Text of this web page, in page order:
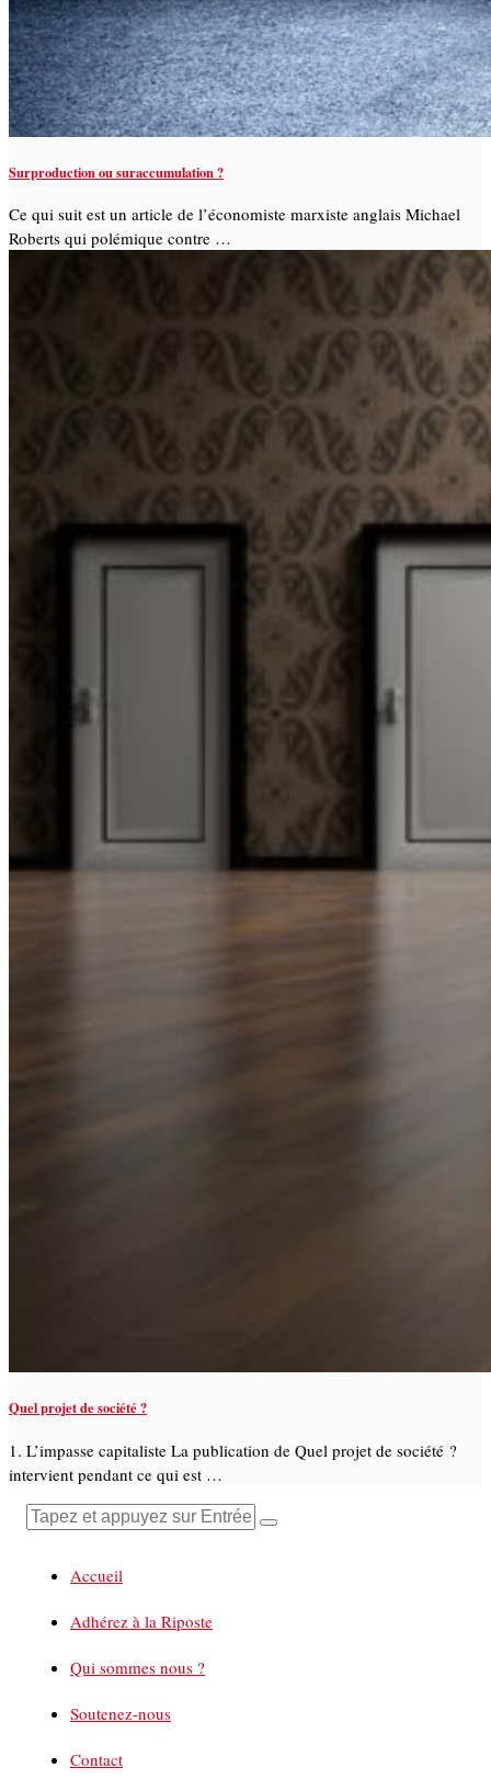
Surproduction ou suraccumulation ?
Ce qui suit est un article de l’économiste marxiste anglais Michael
Roberts qui polémique contre …
Quel projet de société ?
1. L’impasse capitaliste La publication de Quel projet de société ?
intervient pendant ce qui est …
Accueil
Adhérez à la Riposte
Qui sommes nous ?
Soutenez-nous
Contact